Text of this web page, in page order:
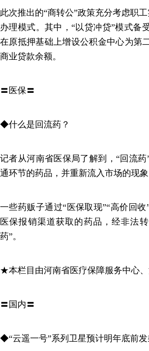
此次推出的“商转公”政策充分考虑职
办理模式。其中，“以贷冲贷”模式备
在原抵押基础上增设公积金中心为第
商业贷款余额。
〓医保〓
◆什么是回流药？
记者从河南省医保局了解到，“回流
通环节的药品，并重新流入市场的现象
一些药贩子通过“医保取现”“高价回
医保报销渠道获取的药品，经非法
药”。
★本栏目由河南省医疗保障服务中心
〓国内〓
◆“云遥一号”系列卫星预计明年底前发